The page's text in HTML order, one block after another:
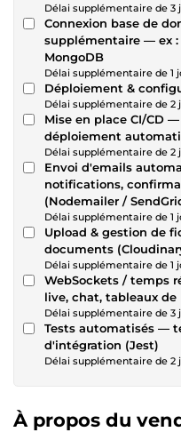
Délai supplémentaire de 3
Connexion base de
supplémentaire — ex :
MongoDB
Délai supplémentaire de 1
Déploiement &
Délai supplémentaire de 2
Mise en place CI/CD
déploiement
Délai supplémentaire de 2
Envoi d'emails
notifications,
(Nodemailer /
Délai supplémentaire de 1
Upload & gestion de
documents
Délai supplémentaire de 1
WebSockets / temps
live, chat, tableaux
Délai supplémentaire de 3
Tests automatisés —
d'intégration (Jest)
Délai supplémentaire de 2
À propos du